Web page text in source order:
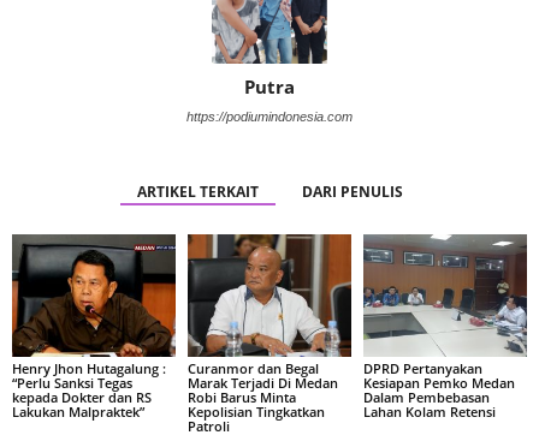
Putra
https://podiumindonesia.com
ARTIKEL TERKAIT DARI PENULIS
Henry Jhon Hutagalung :
“Perlu Sanksi Tegas
kepada Dokter dan RS
Lakukan Malpraktek”
Curanmor dan Begal
Marak Terjadi Di Medan
Robi Barus Minta
Kepolisian Tingkatkan
Patroli
DPRD Pertanyakan
Kesiapan Pemko Medan
Dalam Pembebasan
Lahan Kolam Retensi